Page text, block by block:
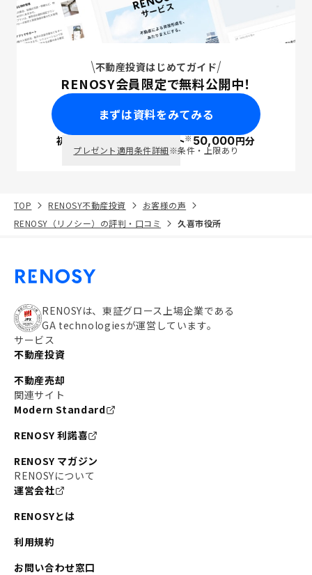
不動産投資はじめてガイド
RENOSY会員限定で無料公開中！
まずは資料をみてみる
初回面談で ポイント※50,000円分
プレゼント適用条件詳細※条件・上限あり
TOP RENOSY不動産投資
お客様の声
RENOSY（リノシー）の評判・口コミ
久喜市役所
RENOSYは、東証グロース上場企業である
GA technologiesが運営しています。
サービス
不動産投資
不動産売却
関連サイト
Modern Standard
RENOSY 利諾喜
RENOSY マガジン
RENOSYについて
運営会社
RENOSYとは
利用規約
お問い合わせ窓口